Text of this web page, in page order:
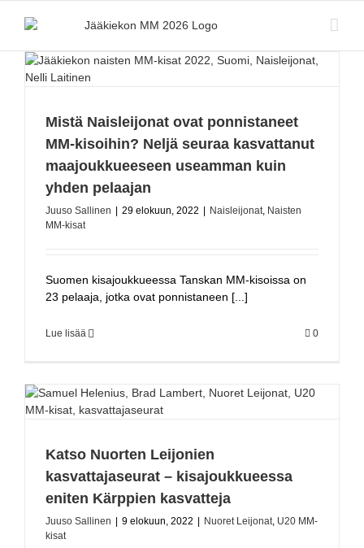
Mistä Naisleijonat ovat ponnistaneet
MM-kisoihin? Neljä seuraa kasvattanut
maajoukkueeseen useamman kuin
yhden pelaajan
Juuso Sallinen 29 elokuun, 2022 Naisleijonat, Naisten
MM-kisat
Suomen kisajoukkueessa Tanskan MM-kisoissa on
23 pelaaja, jotka ovat ponnistaneen [...]
Lue lisää 0
Katso Nuorten Leijonien
kasvattajaseurat – kisajoukkueessa
eniten Kärppien kasvatteja
Juuso Sallinen 9 elokuun, 2022 Nuoret Leijonat, U20 MM-
kisat